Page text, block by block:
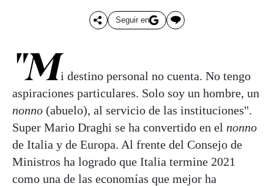
Seguir en
"Mi destino personal no cuenta. No tengo
aspiraciones particulares. Solo soy un hombre, un
nonno (abuelo), al servicio de las instituciones".
Super Mario Draghi se ha convertido en el nonno
de Italia y de Europa. Al frente del Consejo de
Ministros ha logrado que Italia termine 2021
como una de las economías que mejor ha